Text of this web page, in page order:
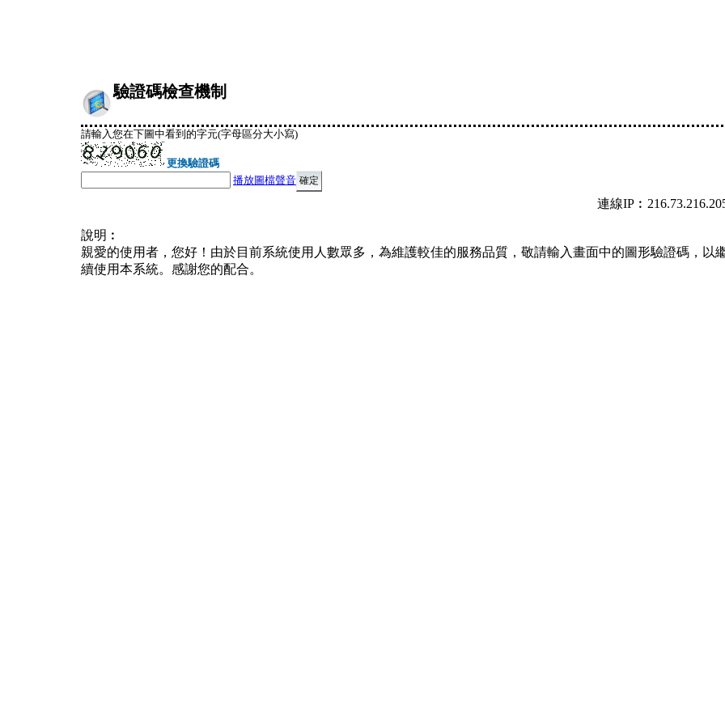
驗證碼檢查機制
請輸入您在下圖中看到的字元(字母區分大小寫)
更換驗證碼
播放圖檔聲音
連線
說明︰
親愛的使用者，您好！由於目前系統使用人數眾多，為維護較佳的服務品質，敬請輸入畫面中的圖形驗證碼，以
續使用本系統。感謝您的配合。